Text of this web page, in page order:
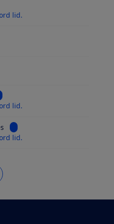
Gewicht
lid.
informatie voor
lid.
Bekijk informatie voor
lid.